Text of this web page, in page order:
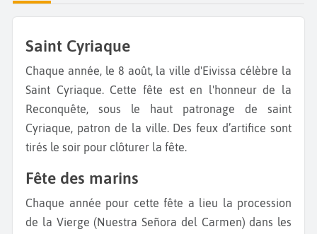
Saint Cyriaque
Chaque année, le 8 août, la ville d'Eivissa célèbre la
Saint Cyriaque. Cette fête est en l'honneur de la
Reconquête, sous le haut patronage de saint
Cyriaque, patron de la ville. Des feux d’artifice sont
tirés le soir pour clôturer la fête.
Fête des marins
Chaque année pour cette fête a lieu la procession
de la Vierge (Nuestra Señora del Carmen) dans les